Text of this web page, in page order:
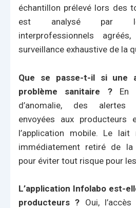
échantillon prélevé lors des
est analysé par
interprofessionnels
surveillance exhaustive de la
Que se passe-t-il si une
problème sanitaire ?En
d’anomalie, des alertes
envoyées aux producteurs
l’application mobile. Le
immédiatement retiré de la
pour éviter tout risque pour
L’application Infolabo est-
producteurs ? Oui,